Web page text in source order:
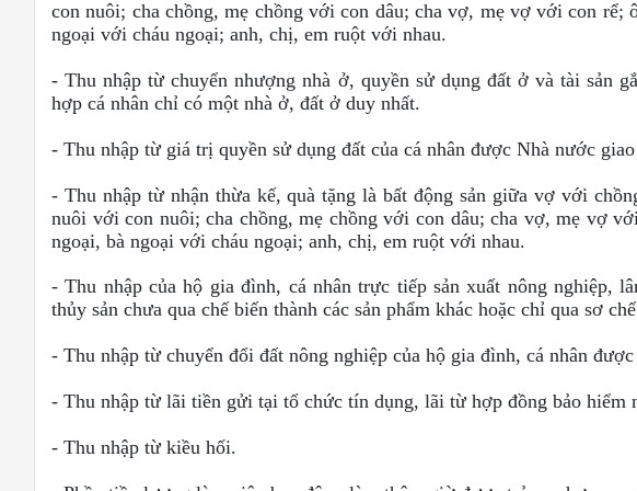
con nuôi; cha chồng, mẹ chồng với con dâu; cha vợ, mẹ vợ với con rể;
ngoại với cháu ngoại; anh, chị, em ruột với nhau.
- Thu nhập từ chuyển nhượng nhà ở, quyền sử dụng đất ở và tài sản
hợp cá nhân chỉ có một nhà ở, đất ở duy nhất.
- Thu nhập từ giá trị quyền sử dụng đất của cá nhân được Nhà nước
- Thu nhập từ nhận thừa kế, quà tặng là bất động sản giữa vợ với
nuôi với con nuôi; cha chồng, mẹ chồng với con dâu; cha vợ, mẹ vợ
ngoại, bà ngoại với cháu ngoại; anh, chị, em ruột với nhau.
- Thu nhập của hộ gia đình, cá nhân trực tiếp sản xuất nông nghiệp,
thủy sản chưa qua chế biến thành các sản phẩm khác hoặc chỉ qua sơ
- Thu nhập từ chuyển đổi đất nông nghiệp của hộ gia đình, cá nhân
- Thu nhập từ lãi tiền gửi tại tổ chức tín dụng, lãi từ hợp đồng bảo hiểm
- Thu nhập từ kiều hối.